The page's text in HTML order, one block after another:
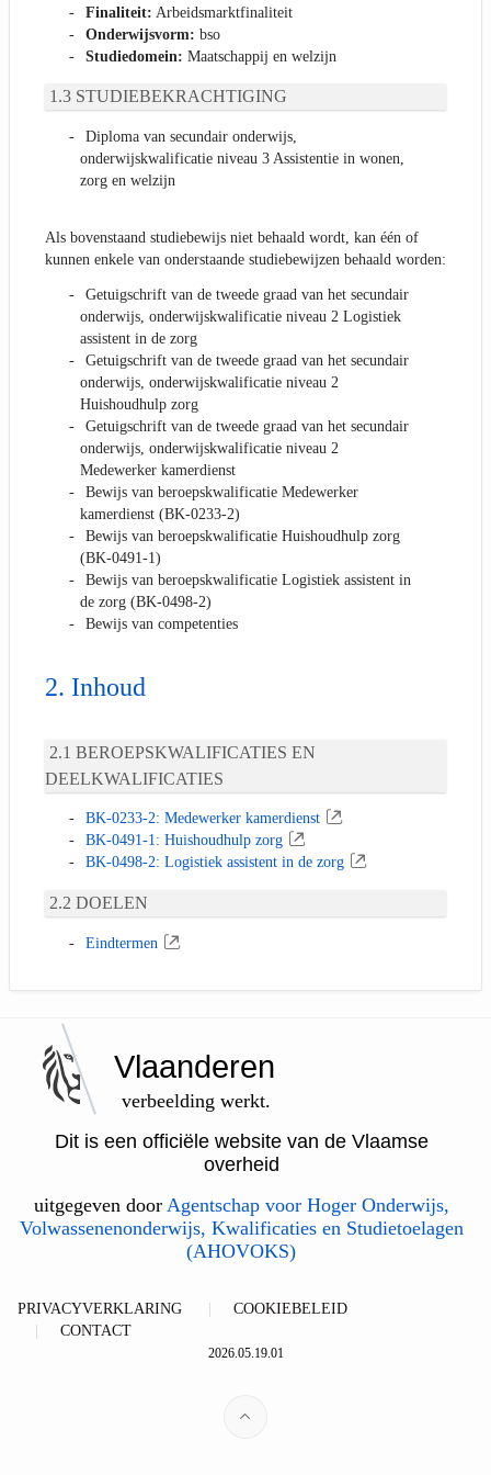
Finaliteit: Arbeidsmarktfinaliteit
Onderwijsvorm: bso
Studiedomein: Maatschappij en welzijn
STUDIEBEKRACHTIGING
Diploma van secundair onderwijs,
onderwijskwalificatie niveau 3 Assistentie in wonen,
zorg en welzijn
Als bovenstaand studiebewijs niet behaald wordt, kan één of
kunnen enkele van onderstaande studiebewijzen behaald worden:
Getuigschrift van de tweede graad van het secundair
onderwijs, onderwijskwalificatie niveau 2 Logistiek
assistent in de zorg
Getuigschrift van de tweede graad van het secundair
onderwijs, onderwijskwalificatie niveau 2
Huishoudhulp zorg
Getuigschrift van de tweede graad van het secundair
onderwijs, onderwijskwalificatie niveau 2
Medewerker kamerdienst
Bewijs van beroepskwalificatie Medewerker
kamerdienst (BK-0233-2)
Bewijs van beroepskwalificatie Huishoudhulp zorg
(BK-0491-1)
Bewijs van beroepskwalificatie Logistiek assistent in
de zorg (BK-0498-2)
Bewijs van competenties
Inhoud
BEROEPSKWALIFICATIES EN
DEELKWALIFICATIES
BK-0233-2: Medewerker kamerdienst
BK-0491-1: Huishoudhulp zorg
BK-0498-2: Logistiek assistent in de zorg
DOELEN
Eindtermen
Vlaanderen
verbeelding werkt.
Dit is een officiële website van de Vlaamse
overheid
uitgegeven door Agentschap voor Hoger Onderwijs,
Volwassenenonderwijs, Kwalificaties en Studietoelagen
(AHOVOKS)
PRIVACYVERKLARING
COOKIEBELEID
CONTACT
2026.05.19.01